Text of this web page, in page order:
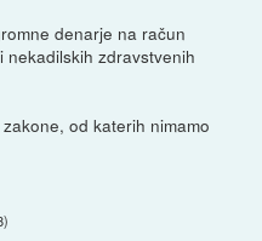
denarje na račun
zdravstvenih
od katerih nimamo
)